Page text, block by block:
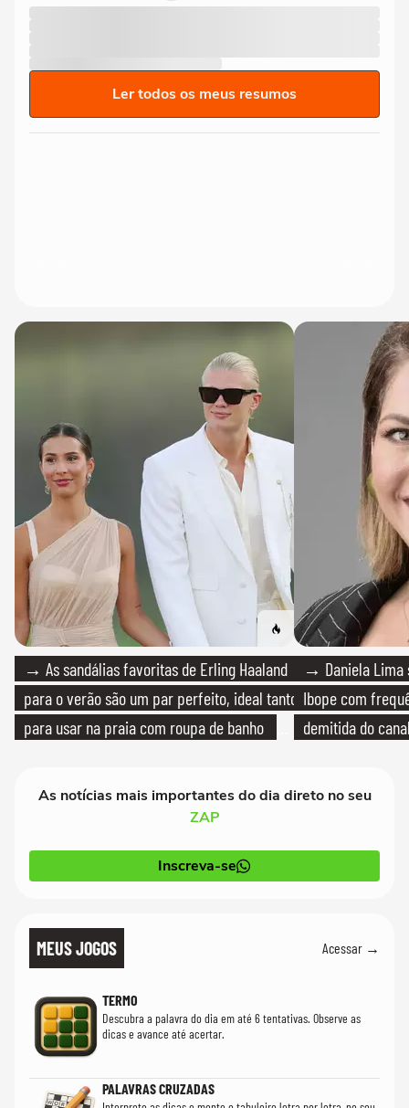
Ler todos os meus resumos
→ As sandálias favoritas de Erling Haaland
para o verão são um par perfeito, ideal tanto
para usar na praia com roupa de banho
→ Daniela Lima
Ibope com
demitida do
As notícias mais importantes do dia direto no seu
ZAP
Inscreva-se
MEUS JOGOS Acessar →
TERMO
Descubra a palavra do dia em até 6 tentativas. Observe as
dicas e avance até acertar.
PALAVRAS CRUZADAS